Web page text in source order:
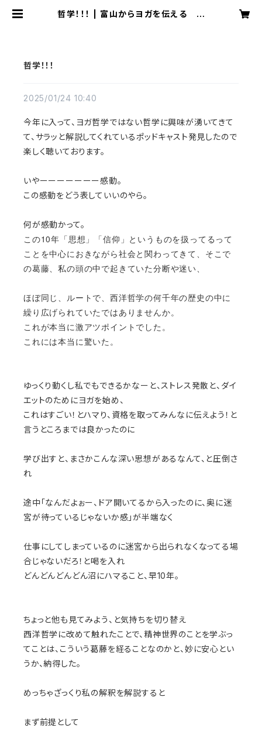
哲学！！！ | 富山からヨガを伝える M
哲学！！！
2025/01/24 10:40
今年に入って、ヨガ哲学ではない哲学に興味が湧いてきて
て、 サラッと解説してくれているポッドキャスト発見したので
楽しく聴いております。
いやーーーーーーー感動。
この感動をどう表していいのやら。
何が感動かって。
この10年 「思想」「信仰」というものを扱ってるって
ことを中心におきながら社会と関わってきて、 そこで
の葛藤、私の頭の中で起きていた分断や迷い、
ほぼ同じ、ルートで、西洋哲学の何千年の歴史の中に
繰り広げられていたではありませんか。
これが本当に激アツポイントでした。
これには本当に驚いた。
ゆっくり動くし私でもできるかなーと、ストレス発散と、ダイ
エットのためにヨガを始め、
これはすごい！とハマり、資格を取ってみんなに伝えよう！と
言うところまでは良かったのに
学び出すと、まさかこんな深い思想があるなんて、と圧倒さ
れ
途中「なんだよぉー、ドア開いてるから入ったのに、奥に迷
宮が待っているじゃないか感」が半端なく
仕事にしてしまっているのに迷宮から出られなくなってる場
合じゃないだろ！と喝を入れ
どんどんどんどん沼にハマること、早10年。
ちょっと他も見てみよう、と気持ちを切り替え
西洋哲学に改めて触れたことで、 精神世界のことを学ぶっ
てことは、こういう葛藤を経ることなのかと、妙に安心とい
うか、納得した。
めっちゃざっくり私の解釈を解説すると
まず前提として